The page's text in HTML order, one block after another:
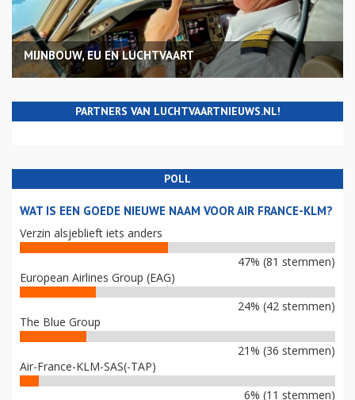
MIJNBOUW, EU EN LUCHTVAART
PARTNERS VAN LUCHTVAARTNIEUWS.NL!
POLL
WAT IS EEN GOEDE NIEUWE NAAM VOOR AIR FRANCE-KLM?
Verzin alsjeblieft iets anders
47% (81 stemmen)
European Airlines Group (EAG)
24% (42 stemmen)
The Blue Group
21% (36 stemmen)
Air-France-KLM-SAS(-TAP)
6% (11 stemmen)